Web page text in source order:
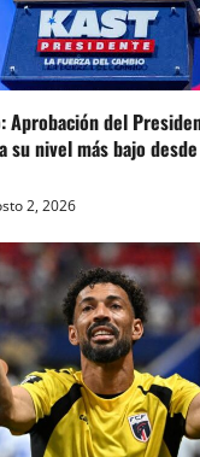
Aprobación del
nivel más bajo
2, 2026